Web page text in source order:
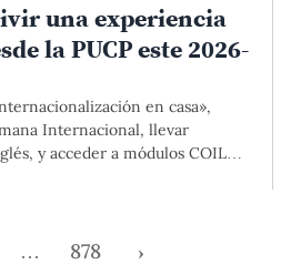
una experiencia
la PUCP este 2026-
en casa»,
Internacional, llevar
y acceder a módulos COIL
de universidades
durante la Matrícula 2026-2.
… 878 ›